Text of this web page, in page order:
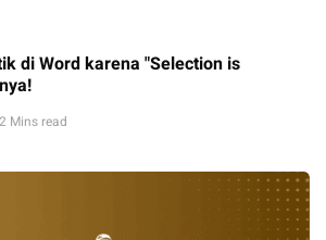
di Word karena "Selection is
2 Mins read